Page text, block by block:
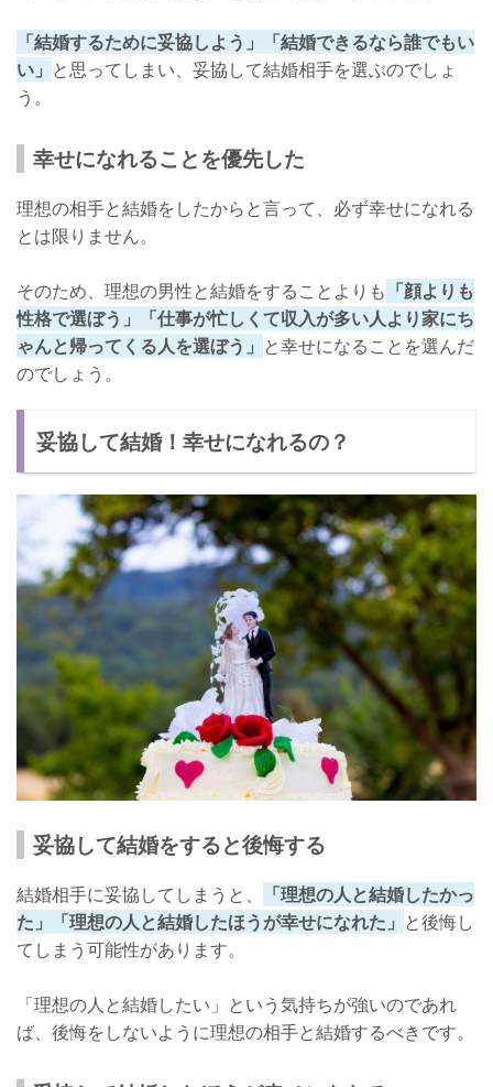
「結婚するために妥協しよう」「結婚できるなら誰でもい
い」 と思ってしまい、妥協して結婚相手を選ぶのでしょ
う。
幸せになれることを優先した
理想の相手と結婚をしたからと言って、必ず幸せになれる
とは限りません。
そのため、理想の男性と結婚をすることよりも 「顔よりも
性格で選ぼう」「仕事が忙しくて収入が多い人より家にち
ゃんと帰ってくる人を選ぼう」 と幸せになることを選んだ
のでしょう。
妥協して結婚！幸せになれるの？
妥協して結婚をすると後悔する
結婚相手に妥協してしまうと、
「理想の人と結婚したかっ
た」「理想の人と結婚したほうが幸せになれた」 と後悔し
てしまう可能性があります。
「理想の人と結婚したい」という気持ちが強いのであれ
ば、後悔をしないように理想の相手と結婚するべきです。